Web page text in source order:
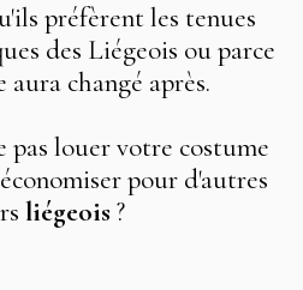
préfèrent les tenues
des Liégeois ou parce
changé après.
louer votre costume
pour d'autres
liégeois ?